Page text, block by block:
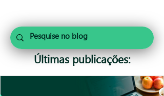
Últimas publicações: